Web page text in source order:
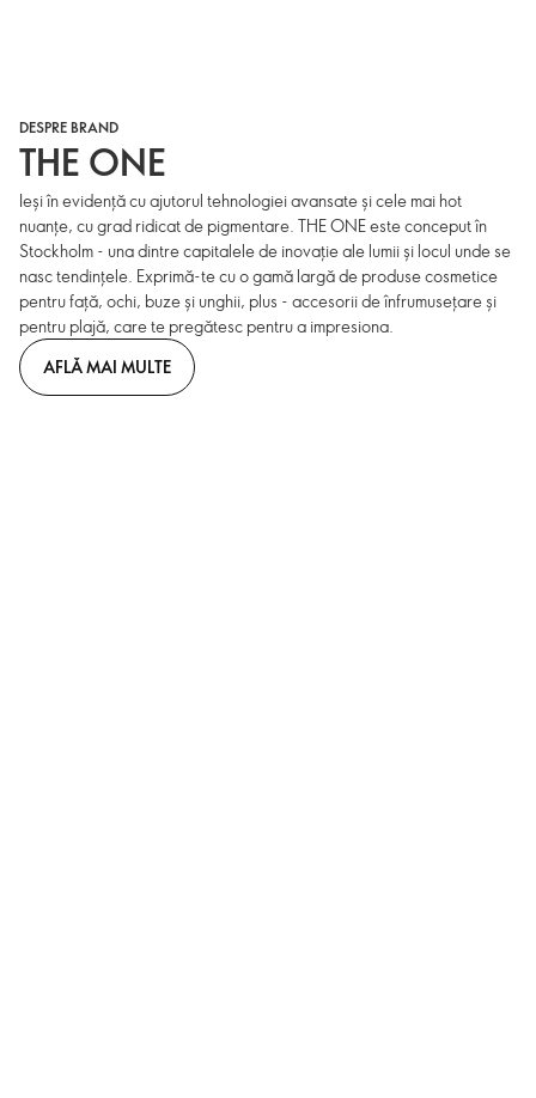
DESPRE BRAND
THE ONE
Ieși în evidență cu ajutorul tehnologiei avansate și cele mai hot
nuanțe, cu grad ridicat de pigmentare. THE ONE este conceput în
Stockholm - una dintre capitalele de inovație ale lumii și locul unde se
nasc tendințele. Exprimă-te cu o gamă largă de produse cosmetice
pentru față, ochi, buze și unghii, plus - accesorii de înfrumusețare și
pentru plajă, care te pregătesc pentru a impresiona.
AFLĂ MAI MULTE